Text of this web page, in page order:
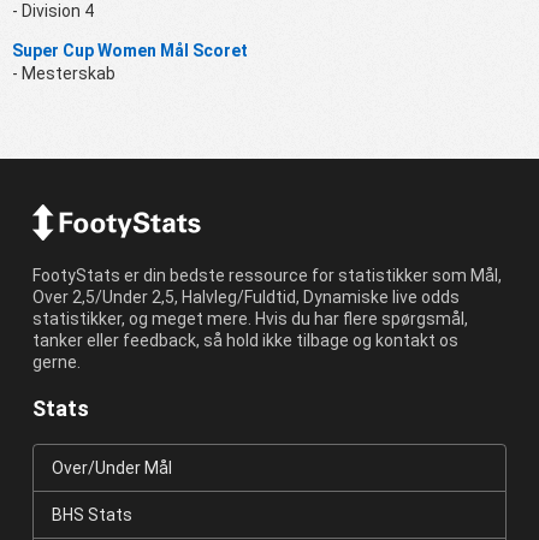
- Division 4
Super Cup Women Mål Scoret
- Mesterskab
FootyStats er din bedste ressource for statistikker som Mål,
Over 2,5/Under 2,5, Halvleg/Fuldtid, Dynamiske live odds
statistikker, og meget mere. Hvis du har flere spørgsmål,
tanker eller feedback, så hold ikke tilbage og kontakt os
gerne.
Stats
Over/Under Mål
BHS Stats